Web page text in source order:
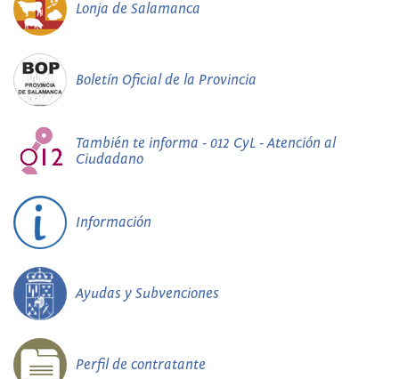
Lonja de Salamanca
Boletín Oficial de la Provincia
También te informa - 012 CyL - Atención al
Ciudadano
Información
Ayudas y Subvenciones
Perfil de contratante